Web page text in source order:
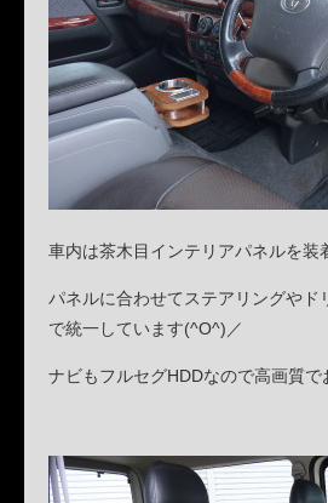
車内は茶木目インテリアパネルを装
パネルに合わせてステアリングやド
で統一しています(^O^)／
ナビもフルセグHDDなので高画質で